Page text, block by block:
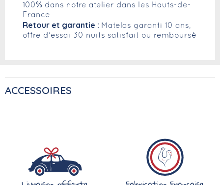
100% dans notre atelier dans les Hauts-de-
France
Retour et garantie : Matelas garanti 10 ans,
offre d'essai 30 nuits satisfait ou remboursé
ACCESSOIRES